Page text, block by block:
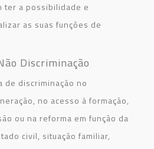
ter a possibilidade e
as suas funções de
Discriminação
de discriminação no
no acesso à formação,
ou na reforma em função da
civil, situação familiar,